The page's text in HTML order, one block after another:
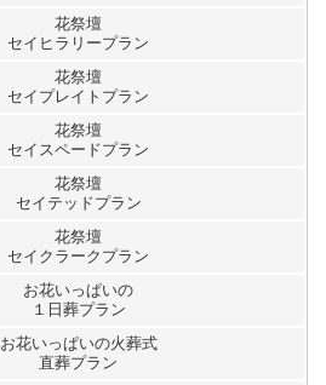
花祭壇
セイヒラリープラン
花祭壇
セイプレイトプラン
花祭壇
セイスペードプラン
花祭壇
セイテッドプラン
花祭壇
セイクラークプラン
お花いっぱいの
１日葬プラン
お花いっぱいの火葬式
直葬プラン